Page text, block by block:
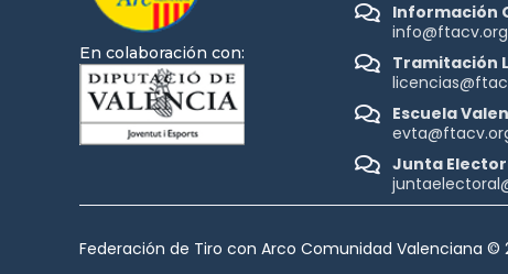
En colaboración con:
Información
info@ftacv.org
Tramitación
Escuela
Junta
Federación de Tiro con Arco Comunidad Valenciana ©